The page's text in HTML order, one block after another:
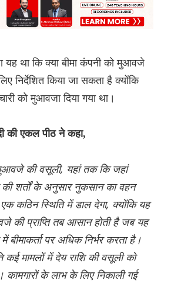
यह था कि क्या बीमा कंपनी को मुआवजे
निर्देशित किया जा सकता है क्योंकि
को मुआवजा दिया गया था।
की एकल पीठ ने कहा,
की वसूली, यहां तक कि जहां
की शर्तों के अनुसार नुकसान का वहन
एक कठिन स्थिति में डाल देगा, क्योंकि यह
की प्राप्ति तब आसान होती है जब यह
बीमाकर्ता पर अधिक निर्भर करता है।
कई मामलों में देय राशि की वसूली को
के लाभ के लिए निकाली गई